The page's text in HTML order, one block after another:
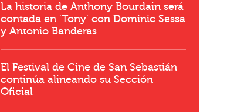
La historia de Anthony Bourdain será
contada en 'Tony' con Dominic Sessa
y Antonio Banderas
El Festival de Cine de San Sebastián
continúa alineando su Sección
Oficial